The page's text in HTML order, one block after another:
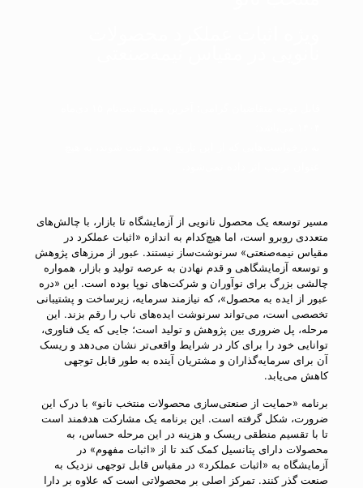
مسیر توسعه یک محصول نانویی از آزمایشگاه تا بازار، با چالش‌های
متعددی روبرو است، اما هیچ‌کدام به اندازه «اثبات عملکرد در
مقیاس نیمه‌صنعتی» سرنوشت‌ساز نیستند. عبور از مرزهای پژوهش
و توسعه آزمایشگاهی و قدم نهادن به عرصه تولید و بازار، همواره
چالشی بزرگ برای نوآوران و شرکت‌های نوپا بوده است. این «دره
عبور از ایده به محصول»، که نیازمند سرمایه، زیرساخت و پشتیبانی
تخصصی است، می‌تواند سرنوشت ایده‌های ناب را رقم بزند. این
مرحله، پل ضروری بین پژوهش و تولید است؛ جایی که یک فناوری،
توانایی خود را برای کار در شرایط واقعی‌تر نشان می‌دهد و ریسک
آن برای سرمایه‌گذاران و مشتریان آینده به طور قابل توجهی
کاهش می‌یابد.
برنامه «حمایت از صنعتی‌سازی محصولات منتخب نانو» با درک این
ضرورت، شکل گرفته است. این برنامه یک مشارکت هدفمند است
تا با تقسیم منطقی ریسک و هزینه در این مرحله حساس، به
محصولات دارای پتانسیل کمک کند تا از «اثبات مفهوم» در
آزمایشگاه به «اثبات عملکرد» در مقیاس قابل توجهی نزدیک به
صنعت گذر کنند. تمرکز اصلی بر محصولاتی است که علاوه بر دارا